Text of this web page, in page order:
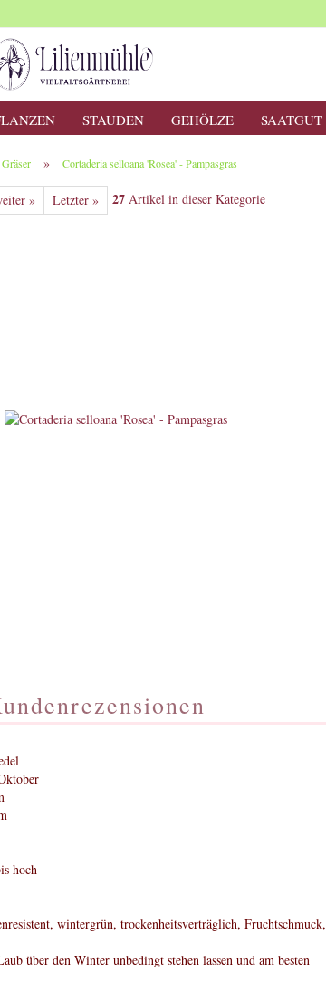
STAUDEN GEHÖLZE SAATGUT
Gräser » Cortaderia selloana 'Rosea' - Pampasgras
» Letzter » 27Artikel in dieser Kategorie
hoch
wintergrün, trockenheitsverträglich, Fruchtschmuck,
über den Winter unbedingt stehen lassen und am besten